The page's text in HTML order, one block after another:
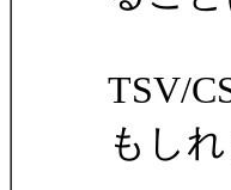
TSV/
もしれ